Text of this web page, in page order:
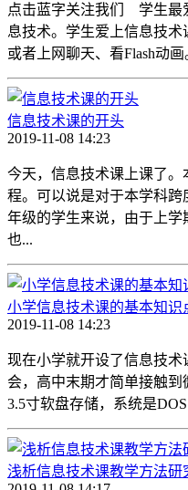
点击蓝字关注我们 学生最
息技术。学生爱上信息技术
或者上网聊天、看Flash动
信息技术课的开头
2019-11-08 14:23
今天，信息技术课上课了
程。可以说是对于本学科
年级的学生来说，由于上
也...
小学信息技术课的基本知识
2019-11-08 14:23
现在小学就开设了信息技
会，高中末期才简单接触
3.5寸软盘存储，系统是
浅析信息技术课教学方法研